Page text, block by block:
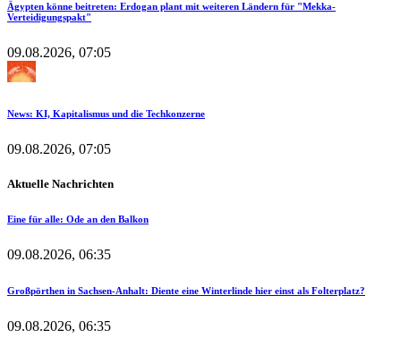
Ägypten könne beitreten: Erdogan plant mit weiteren Ländern für "Mekka-
Verteidigungspakt"
09.08.2026, 07:05
News: KI, Kapitalismus und die Techkonzerne
09.08.2026, 07:05
Aktuelle Nachrichten
Eine für alle: Ode an den Balkon
09.08.2026, 06:35
Großpörthen in Sachsen-Anhalt: Diente eine Winterlinde hier einst als Folterplatz?
09.08.2026, 06:35